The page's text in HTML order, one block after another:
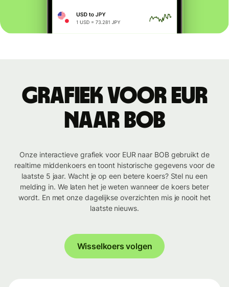
Grafiek voor EUR
naar BOB
Onze interactieve grafiek voor EUR naar BOB gebruikt de
realtime middenkoers en toont historische gegevens voor de
laatste 5 jaar. Wacht je op een betere koers? Stel nu een
melding in. We laten het je weten wanneer de koers beter
wordt. En met onze dagelijkse overzichten mis je nooit het
laatste nieuws.
Wisselkoers volgen